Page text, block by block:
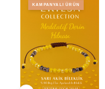
KAMPANYALI ÜRÜN